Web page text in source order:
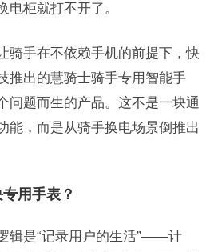
电柜就打不开了。
骑手在不依赖手机的前提下，快
推出的慧骑士骑手专用智能手
问题而生的产品。这不是一块通
能，而是从骑手换电场景倒推出
用手表？
辑是“记录用户的生活”——计